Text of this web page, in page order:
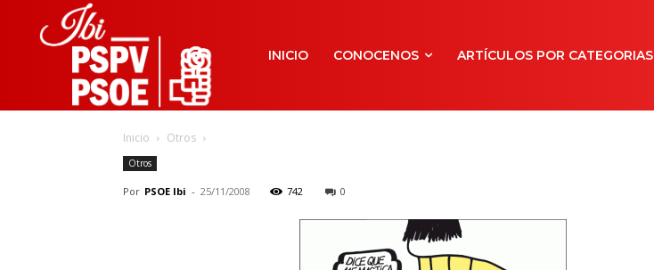
INICIO CONOCENOS ARTÍCULOS POR CATEGORIAS
Inicio Otros
Otros
Por PSOE Ibi - 25/11/2008 742 0